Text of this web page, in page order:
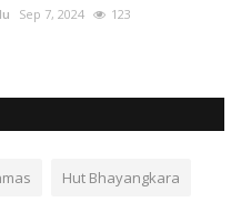
Sep 7, 2024 123
Hut Bhayangkara